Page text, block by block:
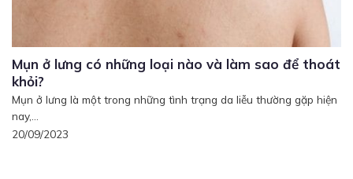
Mụn ở lưng có những loại nào và làm sao để thoát
khỏi?
Mụn ở lưng là một trong những tình trạng da liễu thường gặp hiện
nay,...
20/09/2023